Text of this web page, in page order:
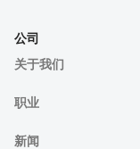
公司
关于我们
职业
新闻